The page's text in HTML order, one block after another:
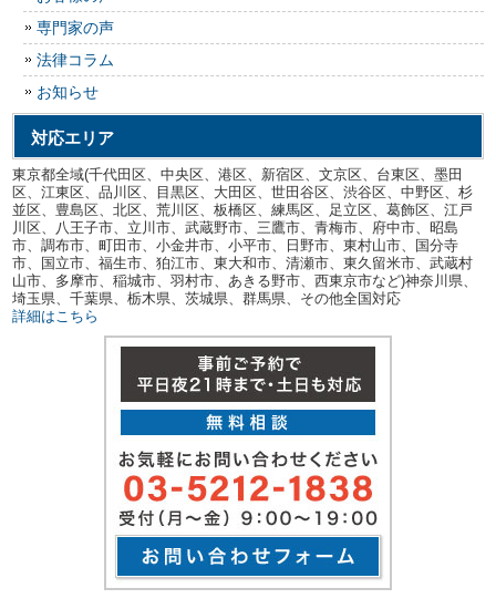
専門家の声
法律コラム
お知らせ
対応エリア
東京都全域(千代田区、中央区、港区、新宿区、文京区、台東区、墨田
区、江東区、品川区、目黒区、大田区、世田谷区、渋谷区、中野区、杉
並区、豊島区、北区、荒川区、板橋区、練馬区、足立区、葛飾区、江戸
川区、八王子市、立川市、武蔵野市、三鷹市、青梅市、府中市、昭島
市、調布市、町田市、小金井市、小平市、日野市、東村山市、国分寺
市、国立市、福生市、狛江市、東大和市、清瀬市、東久留米市、武蔵村
山市、多摩市、稲城市、羽村市、あきる野市、西東京市など)神奈川県、
埼玉県、千葉県、栃木県、茨城県、群馬県、その他全国対応
詳細はこちら